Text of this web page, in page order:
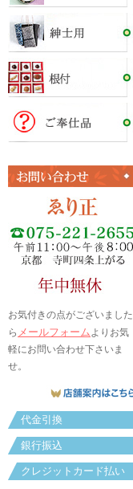
お気付きの点がございました
ら メールフォームよりお気
軽にお問い合わせ下さいま
せ。
代金引換
銀行振込
クレジットカード払い